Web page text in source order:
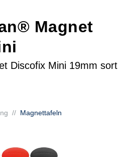
Magnet
Discofix Mini 19mm sort
// Magnettafeln